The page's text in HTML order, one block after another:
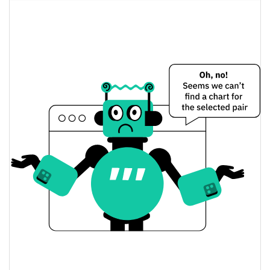
$0.0010865056
Abertura / Fecho de
$0.0010865056 /
$0.0010832375
A mudança de ontem
Volume de ontem $82.721321
Histórico do preço do Kona Pearl